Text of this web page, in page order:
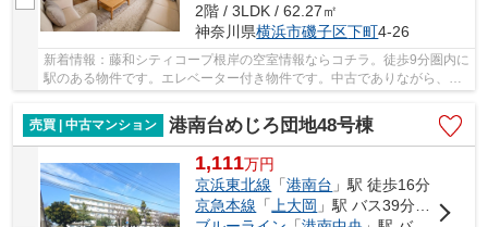
2階 / 3LDK / 62.27㎡
神奈川県横浜市磯子区下町4-26
新着情報：藤和シティコープ根岸の空室情報ならコチラ。徒歩9分圏内に
駅のある物件です。エレベーター付き物件です。中古でありながら、綺
麗で機能的な設備のあるマンションです。交通...
売買 | 中古マンション
港南台めじろ団地48号棟
1,111万円
京浜東北線 「港南台 」駅 徒歩16分
京急本線 「上大岡 」駅 バス39分 「榎戸（横浜市）」 停歩7分